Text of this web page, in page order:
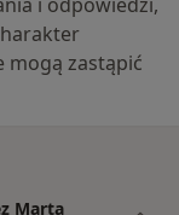
i odpowiedzi,
mogą zastąpić
Marta